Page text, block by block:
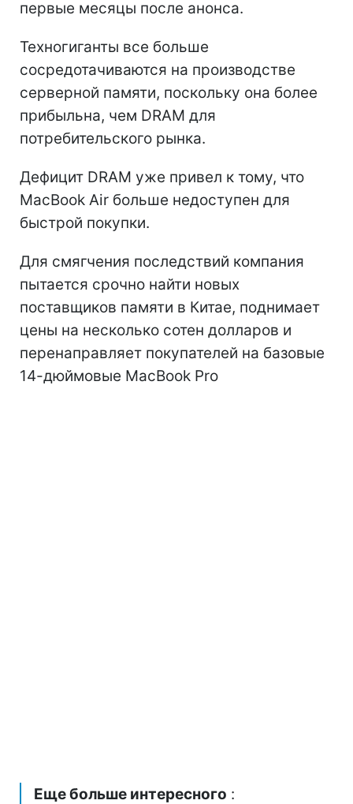
первые месяцы после анонса.
Техногиганты все больше
сосредотачиваются на производстве
серверной памяти, поскольку она более
прибыльна, чем DRAM для
потребительского рынка.
Дефицит DRAM уже привел к тому, что
MacBook Air больше недоступен для
быстрой покупки.
Для смягчения последствий компания
пытается срочно найти новых
поставщиков памяти в Китае, поднимает
цены на несколько сотен долларов и
перенаправляет покупателей на базовые
14-дюймовые MacBook Pro
Еще больше интересного :